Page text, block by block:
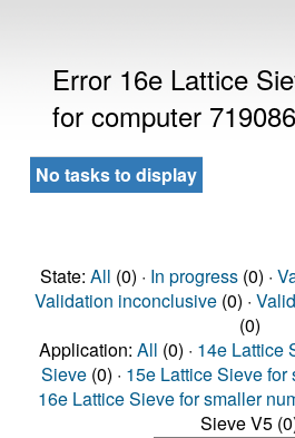
Error 16e Lattice
for computer
No tasks to display
State: All (0) · In progress(0) ·
Validation inconclusive(0) · Valid
(0)
Application: All (0) · 14e Lattice
Sieve (0) · 15e Lattice Sieve
16e Lattice Sieve for smaller
Sieve V5